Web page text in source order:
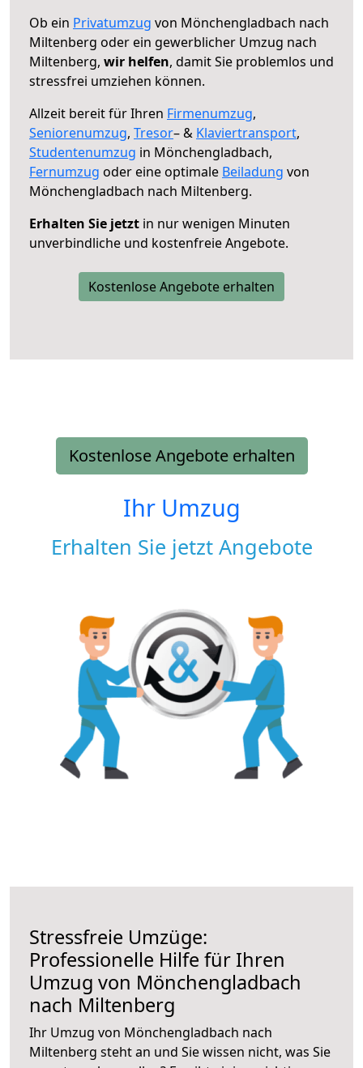
Ob ein Privatumzug von Mönchengladbach nach
Miltenberg oder ein gewerblicher Umzug nach
Miltenberg, wir helfen, damit Sie problemlos und
stressfrei umziehen können.
Allzeit bereit für Ihren Firmenumzug,
Seniorenumzug, Tresor– & Klaviertransport,
Studentenumzug in Mönchengladbach,
Fernumzug oder eine optimale Beiladung von
Mönchengladbach nach Miltenberg.
Erhalten Sie jetzt in nur wenigen Minuten
unverbindliche und kostenfreie Angebote.
Kostenlose Angebote erhalten
Kostenlose Angebote erhalten
Ihr Umzug
Erhalten Sie jetzt Angebote
Stressfreie Umzüge:
Professionelle Hilfe für Ihren
Umzug von Mönchengladbach
nach Miltenberg
Ihr Umzug von Mönchengladbach nach
Miltenberg steht an und Sie wissen nicht, was Sie